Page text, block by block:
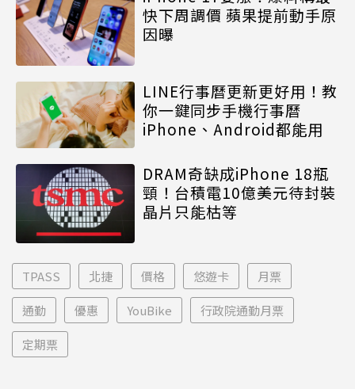
快下周調價 蘋果提前動手原
因曝
LINE行事曆更新更好用！教
你一鍵同步手機行事曆
iPhone、Android都能用
DRAM奇缺成iPhone 18瓶
頸！台積電10億美元待封裝
晶片只能枯等
TPASS 北捷 價格 悠遊卡 月票
通勤 優惠 YouBike 行政院通勤月票
定期票